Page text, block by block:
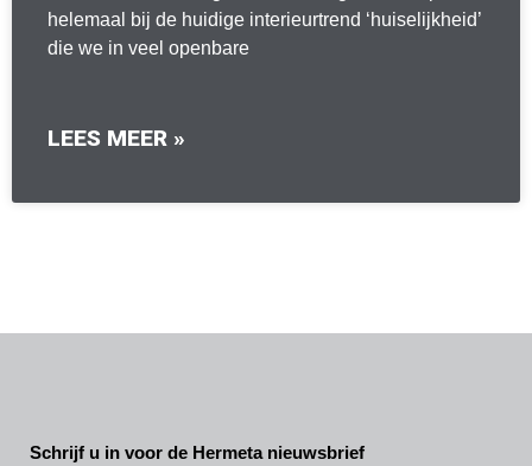
helemaal bij de huidige interieurtrend ‘huiselijkheid’
die we in veel openbare
LEES MEER »
Schrijf u in voor de Hermeta nieuwsbrief